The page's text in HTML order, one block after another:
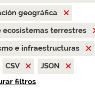
geográfica
ecosistemas terrestres
e infraestructuras
CSV
JSON
filtros